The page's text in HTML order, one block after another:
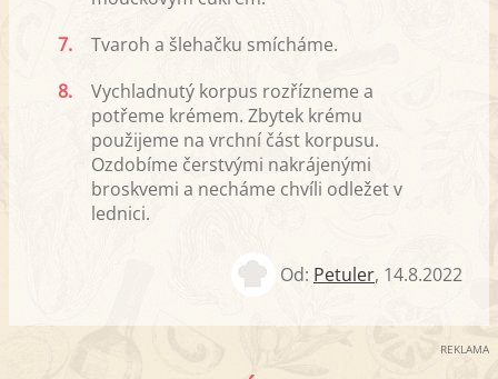
7.
Tvaroh a šlehačku smícháme.
8.
Vychladnutý korpus rozřízneme a
potřeme krémem. Zbytek krému
použijeme na vrchní část korpusu.
Ozdobíme čerstvými nakrájenými
broskvemi a necháme chvíli odležet v
lednici.
Od: Petuler, 14.8.2022
REKLAMA